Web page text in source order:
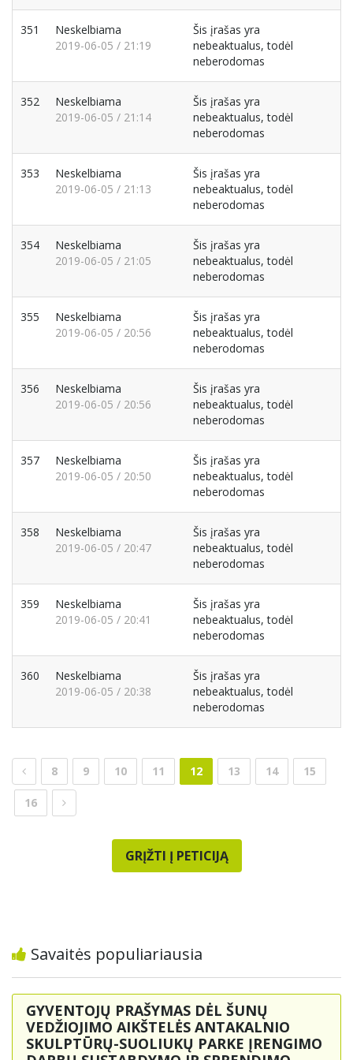
351
Neskelbiama
2019-06-05 / 21:19
Šis įrašas yra
nebeaktualus, todėl
neberodomas
352
Neskelbiama
2019-06-05 / 21:14
Šis įrašas yra
nebeaktualus, todėl
neberodomas
353
Neskelbiama
2019-06-05 / 21:13
Šis įrašas yra
nebeaktualus, todėl
neberodomas
354
Neskelbiama
2019-06-05 / 21:05
Šis įrašas yra
nebeaktualus, todėl
neberodomas
355
Neskelbiama
2019-06-05 / 20:56
Šis įrašas yra
nebeaktualus, todėl
neberodomas
356
Neskelbiama
2019-06-05 / 20:56
Šis įrašas yra
nebeaktualus, todėl
neberodomas
357
Neskelbiama
2019-06-05 / 20:50
Šis įrašas yra
nebeaktualus, todėl
neberodomas
358
Neskelbiama
2019-06-05 / 20:47
Šis įrašas yra
nebeaktualus, todėl
neberodomas
359
Neskelbiama
2019-06-05 / 20:41
Šis įrašas yra
nebeaktualus, todėl
neberodomas
360
Neskelbiama
2019-06-05 / 20:38
Šis įrašas yra
nebeaktualus, todėl
neberodomas
8 9 10 11 12 13 14 15
16
GRĮŽTI Į PETICIJĄ
Savaitės populiariausia
GYVENTOJŲ PRAŠYMAS DĖL ŠUNŲ
VEDŽIOJIMO AIKŠTELĖS ANTAKALNIO
SKULPTŪRŲ-SUOLIUKŲ PARKE ĮRENGIMO